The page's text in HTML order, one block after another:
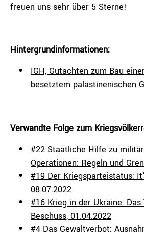
freuen uns sehr über 5 Sterne!
Hintergrundinformationen:
IGH, Gutachten zum Bau
besetztem palästinenischen
Verwandte Folge zum
#22 Staatliche Hilfe zu
Operationen: Regeln und
#19 Der Kriegsparteistatus:
08.07.2022
#16 Krieg in der Ukraine:
Beschuss, 01.04.2022
#4 Das Gewaltverbot: